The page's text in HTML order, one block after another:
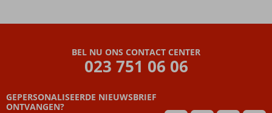
BEL NU ONS CONTACT CENTER
023 751 06 06
GEPERSONALISEERDE NIEUWSBRIEF
ONTVANGEN?